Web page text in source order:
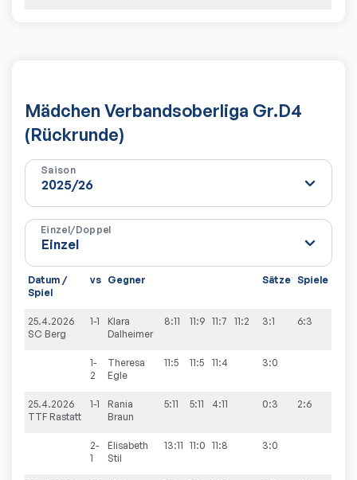
Mädchen Verbandsoberliga Gr.D4
(Rückrunde)
Saison
Einzel/Doppel
Datum /
Spiel
vs Gegner Sätze Spiele
25.4.2026
SC Berg
1-1
Klara
Dalheimer
8:11 11:9 11:7 11:2 3:1 6:3
1-
2
Theresa
Egle
11:5 11:5 11:4 3:0
25.4.2026
TTF Rastatt
1-1
Rania
Braun
5:11 5:11 4:11 0:3 2:6
2-
1
Elisabeth
Stil
13:11 11:0 11:8 3:0